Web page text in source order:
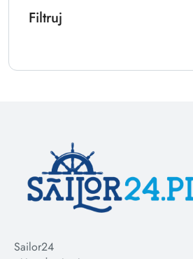
Filtruj
Sailor24